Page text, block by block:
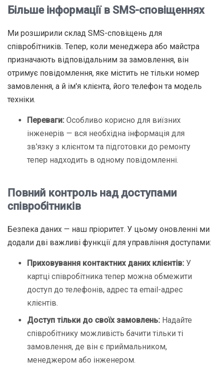
Більше інформації в SMS-сповіщеннях
Ми розширили склад SMS-сповіщень для
співробітників. Тепер, коли менеджера або майстра
призначають відповідальним за замовлення, він
отримує повідомлення, яке містить не тільки номер
замовлення, а й ім'я клієнта, його телефон та модель
техніки.
Переваги: Особливо корисно для виїзних
інженерів — вся необхідна інформація для
зв'язку з клієнтом та підготовки до ремонту
тепер надходить в одному повідомленні.
Повний контроль над доступами
співробітників
Безпека даних — наш пріоритет. У цьому оновленні ми
додали дві важливі функції для управління доступами:
Приховування контактних даних клієнтів: У
картці співробітника тепер можна обмежити
доступ до телефонів, адрес та email-адрес
клієнтів.
Доступ тільки до своїх замовлень: Надайте
співробітнику можливість бачити тільки ті
замовлення, де він є приймальником,
менеджером або інженером.